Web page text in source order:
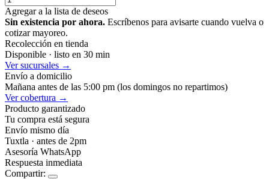
Agregar a la lista de deseos
Sin existencia por ahora. Escríbenos para avisarte cuando vuelva o
cotizar mayoreo.
Recolección en tienda
Disponible · listo en 30 min
Ver sucursales →
Envío a domicilio
Mañana antes de las 5:00 pm (los domingos no repartimos)
Ver cobertura →
Producto garantizado
Tu compra está segura
Envío mismo día
Tuxtla · antes de 2pm
Asesoría WhatsApp
Respuesta inmediata
Compartir: